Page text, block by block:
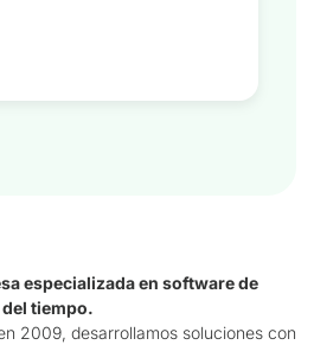
especializada en software de
tiempo.
2009, desarrollamos soluciones con